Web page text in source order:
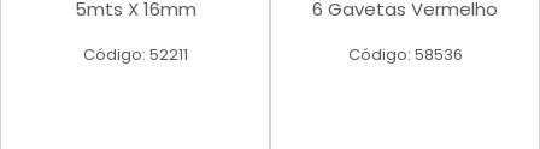
5mts X 16mm
Código: 52211
6 Gavetas Vermelho
Código: 58536